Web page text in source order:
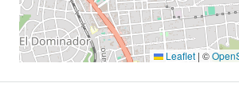
Leaflet | ©